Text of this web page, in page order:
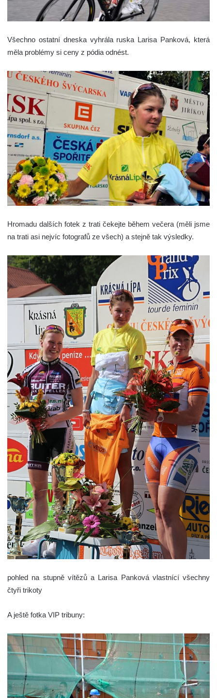
Všechno ostatní dneska vyhrála ruska Larisa Panková, která
měla problémy si ceny z pódia odnést.
Hromadu dalších fotek z trati čekejte během večera (měli jsme
na trati asi nejvíc fotografů ze všech) a stejně tak výsledky.
pohled na stupně vítězů a Larisa Panková vlastnící všechny
čtyři trikoty
A ještě fotka VIP tribuny: